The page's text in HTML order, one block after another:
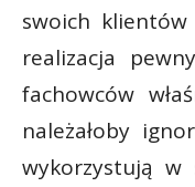
swoich
realizacja
fachowców
należałoby
wykorzystują w